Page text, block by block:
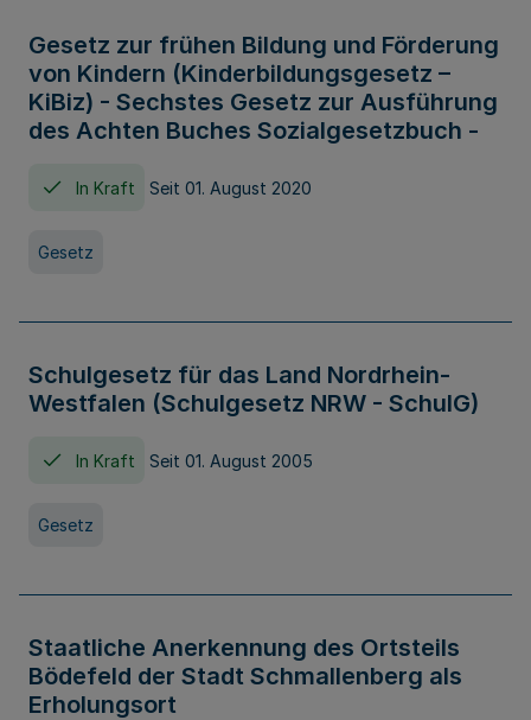
Gesetz zur frühen Bildung und Förderung
von Kindern (Kinderbildungsgesetz –
KiBiz) - Sechstes Gesetz zur Ausführung
des Achten Buches Sozialgesetzbuch -
In Kraft Seit 01. August 2020
Gesetz
Schulgesetz für das Land Nordrhein-
Westfalen (Schulgesetz NRW - SchulG)
In Kraft Seit 01. August 2005
Gesetz
Staatliche Anerkennung des Ortsteils
Bödefeld der Stadt Schmallenberg als
Erholungsort